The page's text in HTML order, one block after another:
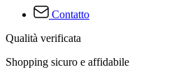
Contatto
Qualità verificata
Shopping sicuro e affidabile